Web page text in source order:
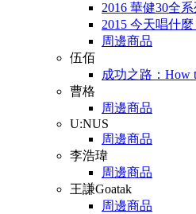
2016 華健30全
2015 今天唱什
周邊商品
伍佰
成功之路：How
曹格
周邊商品
U:NUS
周邊商品
李浩瑋
周邊商品
王謙Goatak
周邊商品